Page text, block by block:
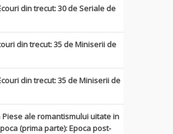
din trecut: 30 de Seriale de
din trecut: 35 de Miniserii de
din trecut: 35 de Miniserii de
Piese ale romantismului uitate in
(prima parte): Epoca post-